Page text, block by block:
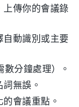
上傳你的會議錄
自動識別或主要
分鐘處理）。
無誤。
會議重點。